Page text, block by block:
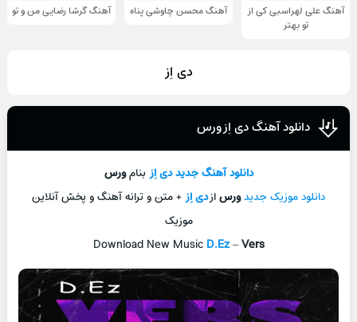
آهنگ علی لهراسبی کی از
تو ‌بهتر
آهنگ محسن چاوشی پناه آهنگ گرشا رضایی من و تو
دی اِز
دانلود آهنگ دی اِز ورس
دانلود آهنگ جديددی اِزبنامورس
دانلود موزیک جديدورسازدی اِز+ متن و ترانه آهنگ و پخش آنلاين
موزيک
Download New Music D.Ez–Vers